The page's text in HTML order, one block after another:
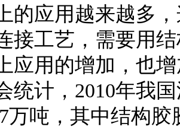
的应用越来越多
接工艺，需要用
应用的增加，也
统计，2010年我
万吨，其中结构